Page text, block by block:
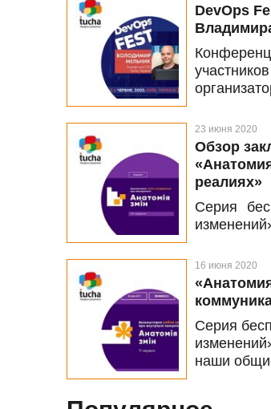
DevOps
в
раз
проходил
а её
23 июня 2020
Обзор
реалиях»
Серия
посвящен
формат
времени
том, что
16 июня 2020
Серия
наши